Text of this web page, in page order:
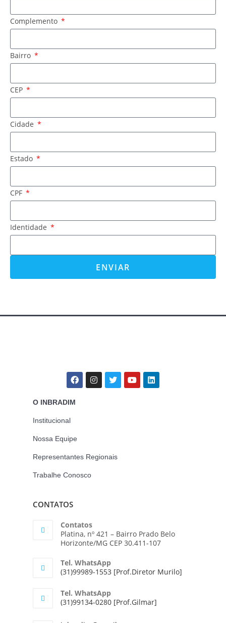
Complemento
Bairro
CEP
Cidade
Estado
CPF
Identidade
ENVIAR
O INBRADIM
Institucional
Nossa Equipe
Representantes Regionais
Trabalhe Conosco
CONTATOS
Contatos
Platina, nº 421 – Bairro Prado Belo
Horizonte/MG CEP 30.411-107
Tel. WhatsApp
(31)99989-1553 [Prof.Diretor Murilo]
Tel. WhatsApp
(31)99134-0280 [Prof.Gilmar]